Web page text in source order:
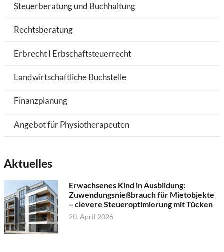
Steuerberatung und Buchhaltung
Rechtsberatung
Erbrecht I Erbschaftsteuerrecht
Landwirtschaftliche Buchstelle
Finanzplanung
Angebot für Physiotherapeuten
Aktuelles
Erwachsenes Kind in Ausbildung:
Zuwendungsnießbrauch für Mietobjekte
– clevere Steueroptimierung mit Tücken
20. April 2026